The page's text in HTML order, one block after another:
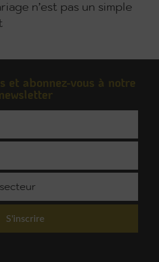
n’est pas un simple
et abonnez-vous à notre
S'inscrire